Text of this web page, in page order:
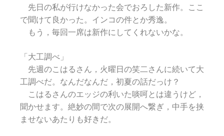
先日の私が行けなかった会でおろした新作。ここ
で聞けて良かった。インコの件とか秀逸。
もう，毎回一席は新作にしてくれないかな。
「大工調べ」
先週のこはるさん，火曜日の笑二さんに続いて大
工調べだ。なんだなんだ，初夏の話だっけ？
こはるさんのエッジの利いた啖呵とは違うけど，
聞かせます。絶妙の間で次の展開へ繋ぎ，中手を挟
ませないあたりも好きだ。